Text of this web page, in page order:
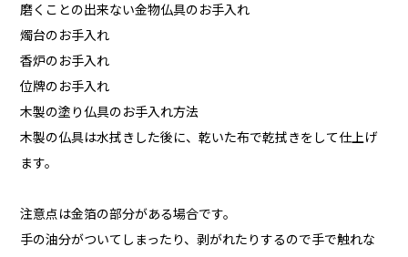
磨くことの出来ない金物仏具のお手入れ
燭台のお手入れ
香炉のお手入れ
位牌のお手入れ
木製の塗り仏具のお手入れ方法
木製の仏具は水拭きした後に、乾いた布で乾拭きをして仕上げ
ます。
注意点は金箔の部分がある場合です。
手の油分がついてしまったり、剥がれたりするので手で触れな